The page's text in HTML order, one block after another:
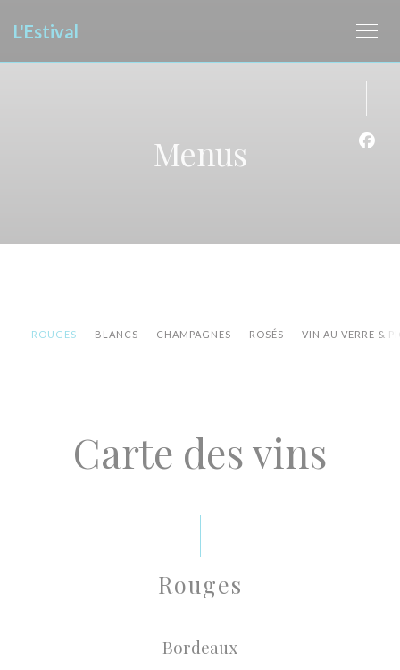
L'Estival
Menus
ROUGES BLANCS CHAMPAGNES ROSÉS VIN AU VERRE &
Carte des vins
Rouges
Bordeaux